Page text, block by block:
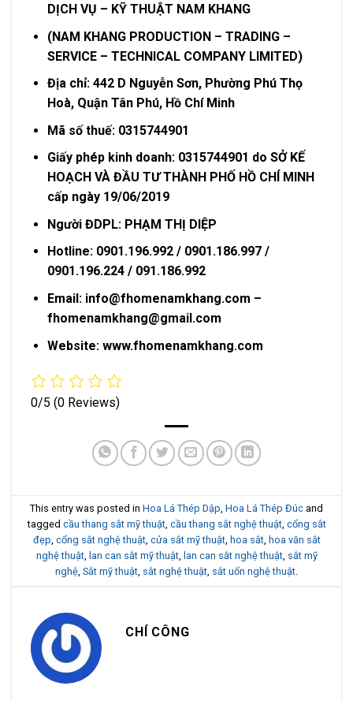
DỊCH VỤ – KỸ THUẬT NAM KHANG
(NAM KHANG PRODUCTION – TRADING –
SERVICE – TECHNICAL COMPANY LIMITED)
Địa chỉ: 442 D Nguyễn Sơn, Phường Phú Thọ
Hoà, Quận Tân Phú, Hồ Chí Minh
Mã số thuế: 0315744901
Giấy phép kinh doanh: 0315744901 do SỞ KẾ
HOẠCH VÀ ĐẦU TƯ THÀNH PHỐ HỒ CHÍ MINH
cấp ngày 19/06/2019
Người ĐDPL: PHẠM THỊ DIỆP
Hotline: 0901.196.992 / 0901.186.997 /
0901.196.224 / 091.186.992
Email: info@fhomenamkhang.com –
fhomenamkhang@gmail.com
Website: www.fhomenamkhang.com
0/5 (0 Reviews)
This entry was posted in Hoa Lá Thép Dập, Hoa Lá Thép Đúc and
tagged cầu thang sắt mỹ thuật, cầu thang sắt nghệ thuật, cổng sắt
đẹp, cổng sắt nghệ thuật, cửa sắt mỹ thuật, hoa sắt, hoa văn sắt
nghệ thuật, lan can sắt mỹ thuật, lan can sắt nghệ thuật, sắt mỹ
nghệ, Sắt mỹ thuật, sắt nghệ thuật, sắt uốn nghệ thuật.
CHÍ CÔNG